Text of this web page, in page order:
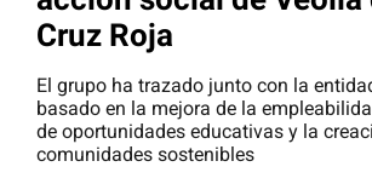
Cruz Roja
El grupo ha trazado junto con la
basado en la mejora de la
de oportunidades educativas y la
comunidades sostenibles